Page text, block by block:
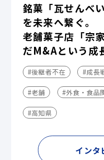
銘菓「瓦せんべ
を未来へ繋ぐ。
老舗菓子店「宗
だM&Aという成
#後継者不在 #成長
#老舗 #外食・食品
#高知県
インタ